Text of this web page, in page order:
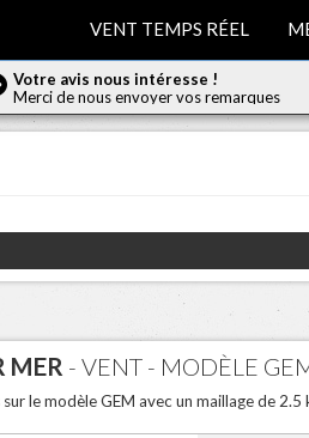
VENT TEMPS RÉEL
Votre avis nous intéresse !
Merci de nous envoyer vos remarques
MER - VENT - MODÈLE
le modèle GEM avec un maillage de